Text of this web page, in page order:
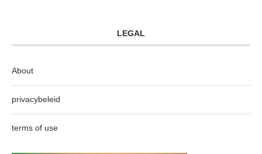
LEGAL
About
privacybeleid
terms of use